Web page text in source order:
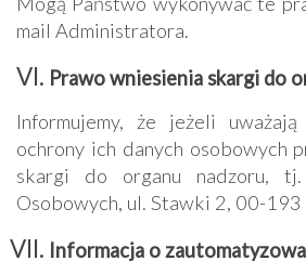
mail Administratora.
Prawo wniesienia skargi do
Informujemy, że jeżeli
ochrony ich danych osobowych
skargi do organu nadzoru,
Osobowych, ul. Stawki 2, 00-193
Informacja o